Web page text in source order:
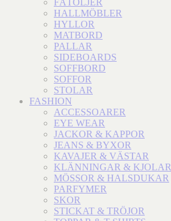
FÅTÖLJER
HALLMÖBLER
HYLLOR
MATBORD
PALLAR
SIDEBOARDS
SOFFBORD
SOFFOR
STOLAR
FASHION
ACCESSOARER
EYE WEAR
JACKOR & KAPPOR
JEANS & BYXOR
KAVAJER & VÄSTAR
KLÄNNINGAR & KJOLAR
MÖSSOR & HALSDUKAR
PARFYMER
SKOR
STICKAT & TRÖJOR